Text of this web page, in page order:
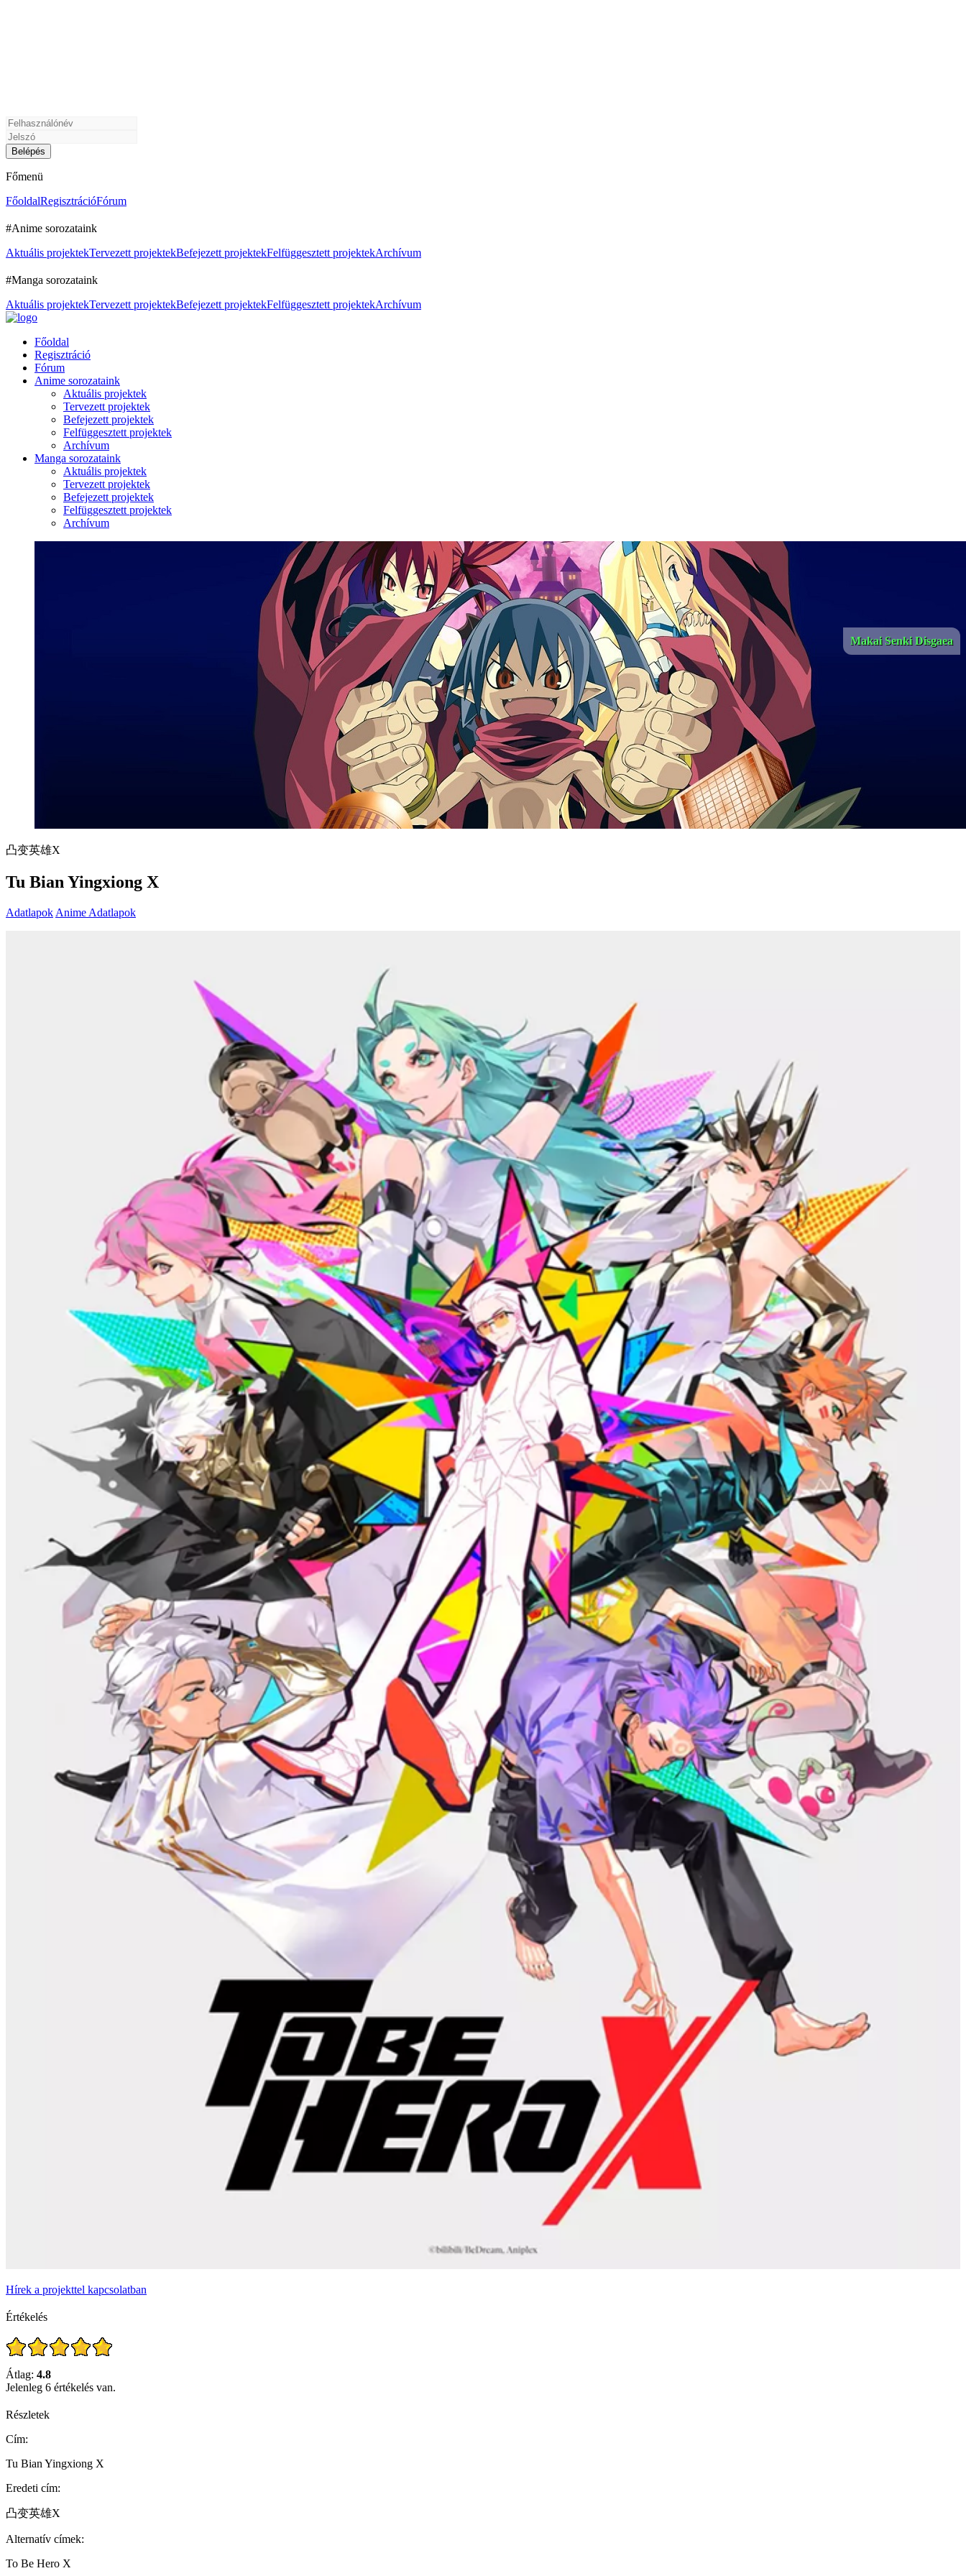
Főmenü
FőoldalRegisztrációFórum
#Anime sorozataink
Aktuális projektekTervezett projektekBefejezett projektekFelfüggesztett projektekArchívum
#Manga sorozataink
Aktuális projektekTervezett projektekBefejezett projektekFelfüggesztett projektekArchívum
Főoldal
Regisztráció
Fórum
Anime sorozataink
Aktuális projektek
Tervezett projektek
Befejezett projektek
Felfüggesztett projektek
Archívum
Manga sorozataink
Aktuális projektek
Tervezett projektek
Befejezett projektek
Felfüggesztett projektek
Archívum
Makai Senki Disgaea
凸变英雄X
Tu Bian Yingxiong X
Adatlapok Anime Adatlapok
Hírek a projekttel kapcsolatban
Értékelés
Átlag: 4.8
Jelenleg 6 értékelés van.
Részletek
Cím:
Tu Bian Yingxiong X
Eredeti cím:
凸变英雄X
Alternatív címek:
To Be Hero X